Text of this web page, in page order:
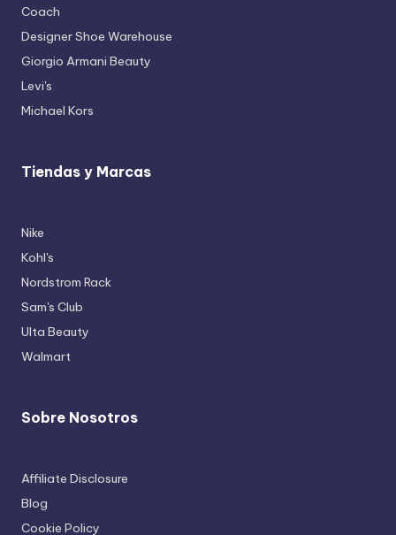
Coach
Designer Shoe Warehouse
Giorgio Armani Beauty
Levi's
Michael Kors
Tiendas y Marcas
Nike
Kohl's
Nordstrom Rack
Sam's Club
Ulta Beauty
Walmart
Sobre Nosotros
Affiliate Disclosure
Blog
Cookie Policy